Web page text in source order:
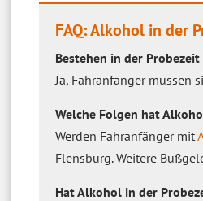
FAQ: Alkohol in der
Bestehen in der
Ja, Fahranfänger müssen
Welche Folgen hat
Werden Fahranfänger mit
Flensburg. Weitere
Hat Alkohol in der